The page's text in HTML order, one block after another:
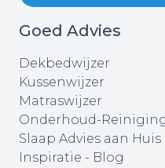
Goed Advies
Dekbedwijzer
Kussenwijzer
Matraswijzer
Onderhoud-
Slaap Advies aan Huis
Inspiratie - Blog